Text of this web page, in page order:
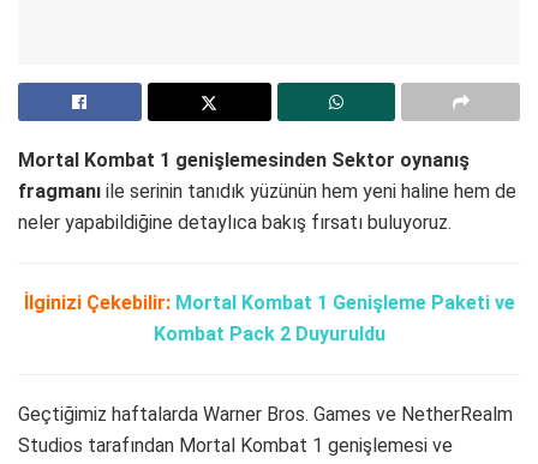
Mortal Kombat 1 genişlemesinden Sektor oynanış
fragmanı ile serinin tanıdık yüzünün hem yeni haline hem de
neler yapabildiğine detaylıca bakış fırsatı buluyoruz.
İlginizi Çekebilir: Mortal Kombat 1 Genişleme Paketi ve
Kombat Pack 2 Duyuruldu
Geçtiğimiz haftalarda Warner Bros. Games ve NetherRealm
Studios tarafından Mortal Kombat 1 genişlemesi ve